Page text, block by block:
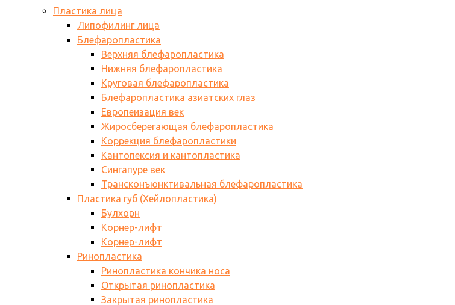
Пластика лица
Липофилинг лица
Блефаропластика
Верхняя блефаропластика
Нижняя блефаропластика
Круговая блефаропластика
Блефаропластика азиатских глаз
Европеизация век
Жиросберегающая блефаропластика
Коррекция блефаропластики
Кантопексия и кантопластика
Сингапуре век
Трансконъюнктивальная блефаропластика
Пластика губ (Хейлопластика)
Булхорн
Корнер-лифт
Корнер-лифт
Ринопластика
Ринопластика кончика носа
Открытая ринопластика
Закрытая ринопластика